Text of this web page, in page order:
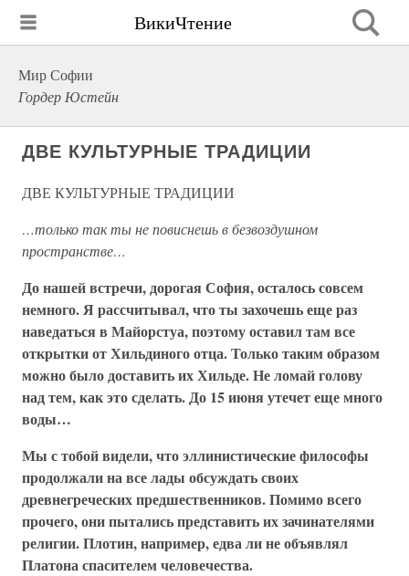
ВикиЧтение
Мир Софии
Гордер Юстейн
ДВЕ КУЛЬТУРНЫЕ ТРАДИЦИИ
ДВЕ КУЛЬТУРНЫЕ ТРАДИЦИИ
…только так ты не повиснешь в безвоздушном
пространстве…
До нашей встречи, дорогая София, осталось совсем
немного. Я рассчитывал, что ты захочешь еще раз
наведаться в Майорстуа, поэтому оставил там все
открытки от Хильдиного отца. Только таким образом
можно было доставить их Хильде. Не ломай голову
над тем, как это сделать. До 15 июня утечет еще много
воды…
Мы с тобой видели, что эллинистические философы
продолжали на все лады обсуждать своих
древнегреческих предшественников. Помимо всего
прочего, они пытались представить их зачинателями
религии. Плотин, например, едва ли не объявлял
Платона спасителем человечества.